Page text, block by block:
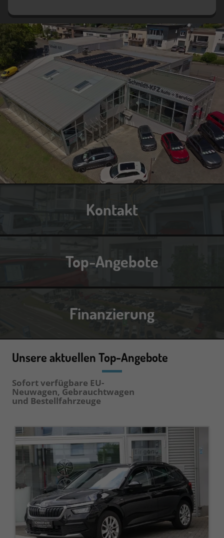
Kontakt
Top-Angebote
Finanzierung
Unsere aktuellen Top-Angebote
Sofort verfügbare EU-
Neuwagen, Gebrauchtwagen
und Bestellfahrzeuge